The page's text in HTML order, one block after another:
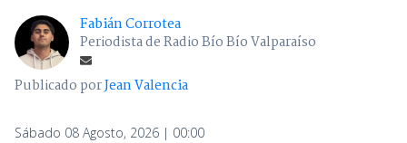
Fabián Corrotea
Periodista de Radio Bío Bío Valparaíso
Publicado porJean Valencia
Sábado 08 Agosto, 2026 | 00:00